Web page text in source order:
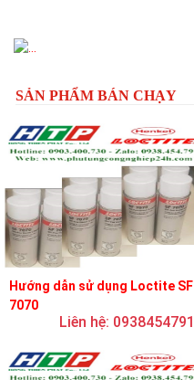
SẢN PHẨM BÁN CHẠY
Hướng dẫn sử dụng Loctite SF
7070
Liên hệ: 0938454791